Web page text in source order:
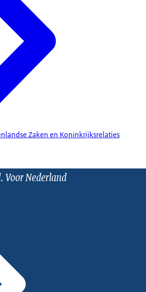
Zaken en Koninkrijksrelaties
Voor Nederland